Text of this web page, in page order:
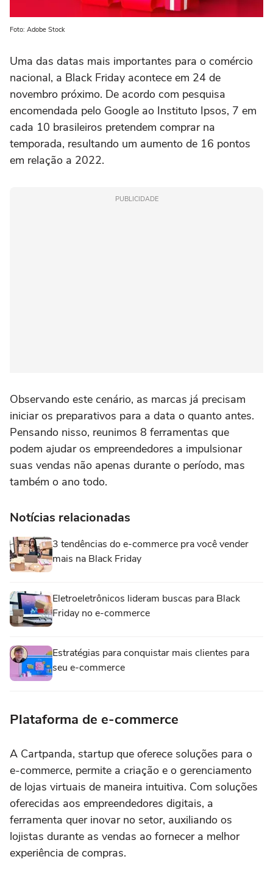
Foto: Adobe Stock
Uma das datas mais importantes para o comércio
nacional, a Black Friday acontece em 24 de
novembro próximo. De acordo com pesquisa
encomendada pelo Google ao Instituto Ipsos, 7 em
cada 10 brasileiros pretendem comprar na
temporada, resultando um aumento de 16 pontos
em relação a 2022.
PUBLICIDADE
Observando este cenário, as marcas já precisam
iniciar os preparativos para a data o quanto antes.
Pensando nisso, reunimos 8 ferramentas que
podem ajudar os empreendedores a impulsionar
suas vendas não apenas durante o período, mas
também o ano todo.
Notícias relacionadas
3 tendências do e-commerce pra você vender
mais na Black Friday
Eletroeletrônicos lideram buscas para Black
Friday no e-commerce
Estratégias para conquistar mais clientes para
seu e-commerce
Plataforma de e-commerce
A Cartpanda, startup que oferece soluções para o
e-commerce, permite a criação e o gerenciamento
de lojas virtuais de maneira intuitiva. Com soluções
oferecidas aos empreendedores digitais, a
ferramenta quer inovar no setor, auxiliando os
lojistas durante as vendas ao fornecer a melhor
experiência de compras.